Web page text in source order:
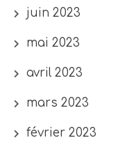
juin 2023
mai 2023
avril 2023
mars 2023
février 2023